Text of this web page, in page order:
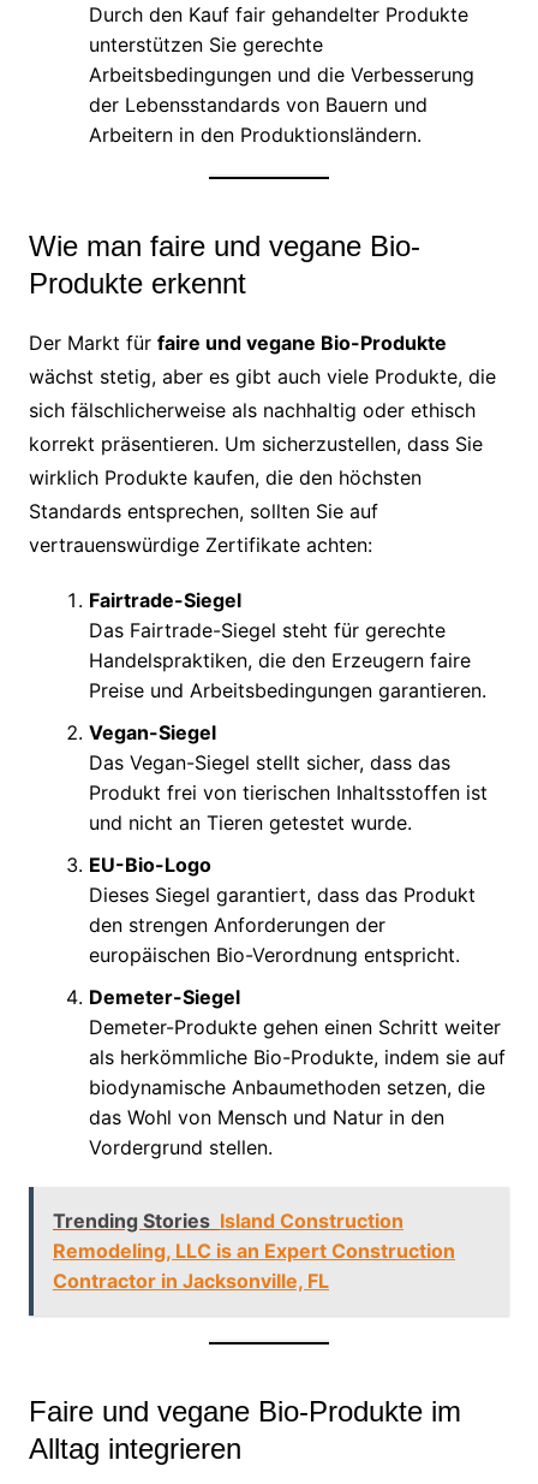
Durch den Kauf fair gehandelter Produkte
unterstützen Sie gerechte
Arbeitsbedingungen und die Verbesserung
der Lebensstandards von Bauern und
Arbeitern in den Produktionsländern.
Wie man faire und vegane Bio-
Produkte erkennt
Der Markt für faire und vegane Bio-Produkte
wächst stetig, aber es gibt auch viele Produkte, die
sich fälschlicherweise als nachhaltig oder ethisch
korrekt präsentieren. Um sicherzustellen, dass Sie
wirklich Produkte kaufen, die den höchsten
Standards entsprechen, sollten Sie auf
vertrauenswürdige Zertifikate achten:
Fairtrade-Siegel
Das Fairtrade-Siegel steht für gerechte
Handelspraktiken, die den Erzeugern faire
Preise und Arbeitsbedingungen garantieren.
Vegan-Siegel
Das Vegan-Siegel stellt sicher, dass das
Produkt frei von tierischen Inhaltsstoffen ist
und nicht an Tieren getestet wurde.
EU-Bio-Logo
Dieses Siegel garantiert, dass das Produkt
den strengen Anforderungen der
europäischen Bio-Verordnung entspricht.
Demeter-Siegel
Demeter-Produkte gehen einen Schritt weiter
als herkömmliche Bio-Produkte, indem sie auf
biodynamische Anbaumethoden setzen, die
das Wohl von Mensch und Natur in den
Vordergrund stellen.
Trending Stories Island Construction
Remodeling, LLC is an Expert Construction
Contractor in Jacksonville, FL
Faire und vegane Bio-Produkte im
Alltag integrieren